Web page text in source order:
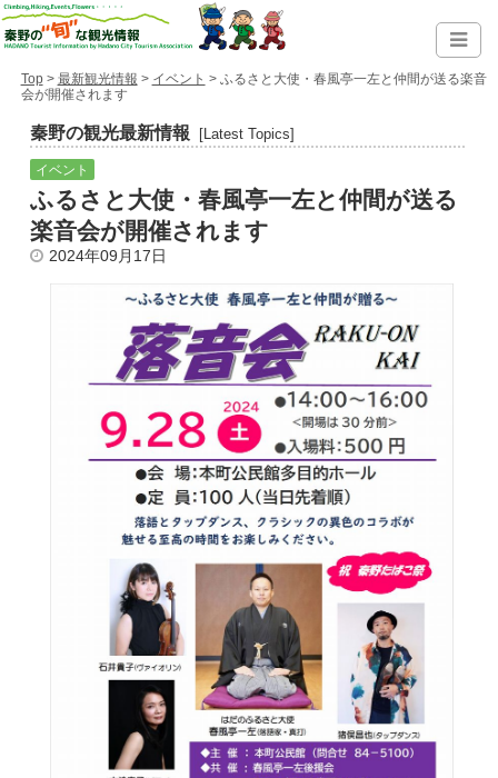
Top> 最新観光情報 > イベント > ふるさと大使・春風亭一左と仲間が送る楽音
会が開催されます
秦野の観光最新情報 [Latest Topics]
イベント
ふるさと大使・春風亭一左と仲間が送る
楽音会が開催されます
2024年09月17日